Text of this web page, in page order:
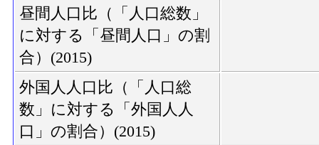
昼間人口比（「人口総数」
に対する「昼間人口」の割
合）(2015)
外国人人口比（「人口総
数」に対する「外国人人
口」の割合）(2015)